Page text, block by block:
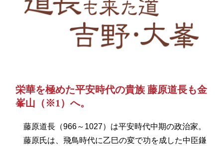
栄華を極めた平安時代の貴族 藤原道長も金
峯山（※1）へ。
藤原道長（966～1027）は平安時代中期の政治家。
藤原氏は、飛鳥時代に乙巳の変で功を成した中臣鎌